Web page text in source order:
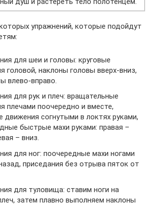
упражнений, которые подойдут
для шеи и головы: круговые
головой, наклоны головы вверх-вниз,
влево-вправо.
для рук и плеч: вращательные
плечами поочередно и вместе,
движения согнутыми в локтях руками,
быстрые махи руками: правая –
– вниз.
для ног: поочередные махи ногами
приседания без отрыва пяток от
для туловища: ставим ноги на
затем плавно выполняем наклоны